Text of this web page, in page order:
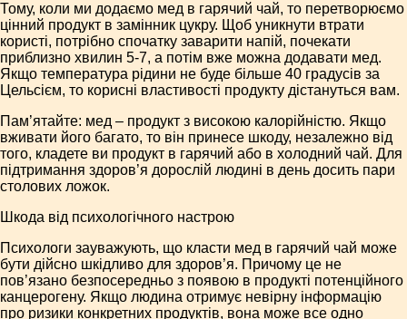
Тому, коли ми додаємо мед в гарячий чай, то перетворюємо
цінний продукт в замінник цукру. Щоб уникнути втрати
користі, потрібно спочатку заварити напій, почекати
приблизно хвилин 5-7, а потім вже можна додавати мед.
Якщо температура рідини не буде більше 40 градусів за
Цельсієм, то корисні властивості продукту дістануться вам.
Пам’ятайте: мед – продукт з високою калорійністю. Якщо
вживати його багато, то він принесе шкоду, незалежно від
того, кладете ви продукт в гарячий або в холодний чай. Для
підтримання здоров’я дорослій людині в день досить пари
столових ложок.
Шкода від психологічного настрою
Психологи зауважують, що класти мед в гарячий чай може
бути дійсно шкідливо для здоров’я. Причому це не
пов’язано безпосередньо з появою в продукті потенційного
канцерогену. Якщо людина отримує невірну інформацію
про ризики конкретних продуктів, вона може все одно